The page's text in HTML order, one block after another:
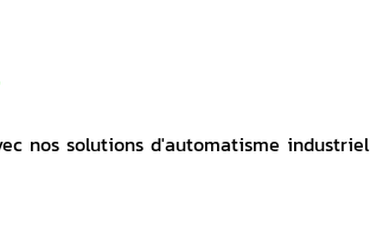
nos solutions d'automatisme industriel